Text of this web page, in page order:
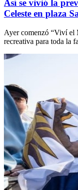
Así se vivió la
Celeste en plaza
Ayer comenzó “Viví el
recreativa para toda la